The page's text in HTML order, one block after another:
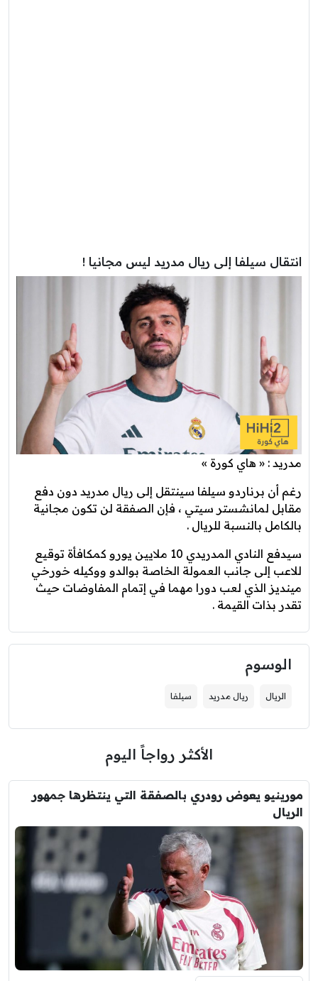
انتقال سيلفا إلى ريال مدريد ليس مجانيا !
مدريد : « هاي كورة »
رغم أن برناردو سيلفا سينتقل إلى ريال مدريد دون دفع
مقابل لمانشستر سيتي ، فإن الصفقة لن تكون مجانية
بالكامل بالنسبة للريال .
سيدفع النادي المدريدي 10 ملايين يورو كمكافأة توقيع
للاعب إلى جانب العمولة الخاصة بوالدو ووكيله خورخي
مينديز الذي لعب دورا مهما في إتمام المفاوضات حيث
تقدر بذات القيمة .
الوسوم
الريال ريال مدريد سيلفا
الأكثر رواجاً اليوم
مورينيو يعوض رودري بالصفقة التي ينتظرها جمهور
الريال